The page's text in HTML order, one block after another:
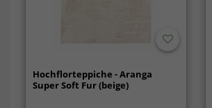
Hochflorteppiche - Aranga
Super Soft Fur (beige)